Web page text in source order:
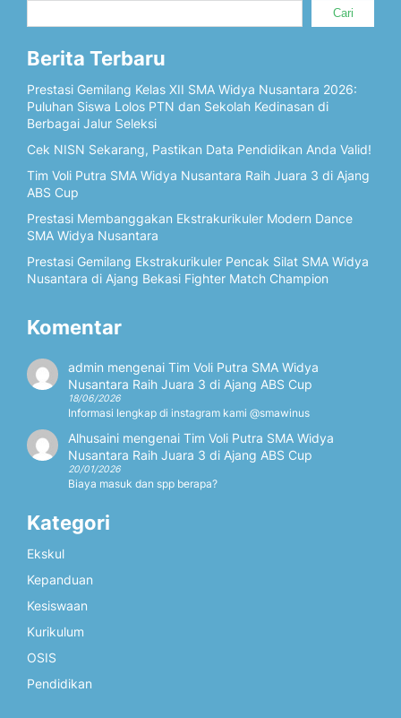
Cari
Berita Terbaru
Prestasi Gemilang Kelas XII SMA Widya Nusantara 2026:
Puluhan Siswa Lolos PTN dan Sekolah Kedinasan di
Berbagai Jalur Seleksi
Cek NISN Sekarang, Pastikan Data Pendidikan Anda Valid!
Tim Voli Putra SMA Widya Nusantara Raih Juara 3 di Ajang
ABS Cup
Prestasi Membanggakan Ekstrakurikuler Modern Dance
SMA Widya Nusantara
Prestasi Gemilang Ekstrakurikuler Pencak Silat SMA Widya
Nusantara di Ajang Bekasi Fighter Match Champion
Komentar
admin mengenai Tim Voli Putra SMA Widya
Nusantara Raih Juara 3 di Ajang ABS Cup
18/06/2026
Informasi lengkap di instagram kami @smawinus
Alhusainimengenai Tim Voli Putra SMA Widya
Nusantara Raih Juara 3 di Ajang ABS Cup
20/01/2026
Biaya masuk dan spp berapa?
Kategori
Ekskul
Kepanduan
Kesiswaan
Kurikulum
OSIS
Pendidikan